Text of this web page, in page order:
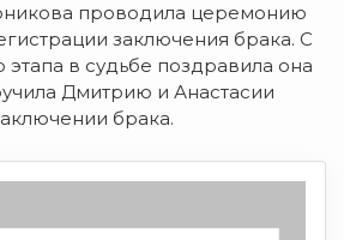
проводила церемонию
заключения брака. С
в судьбе поздравила она
Дмитрию и Анастасии
брака.